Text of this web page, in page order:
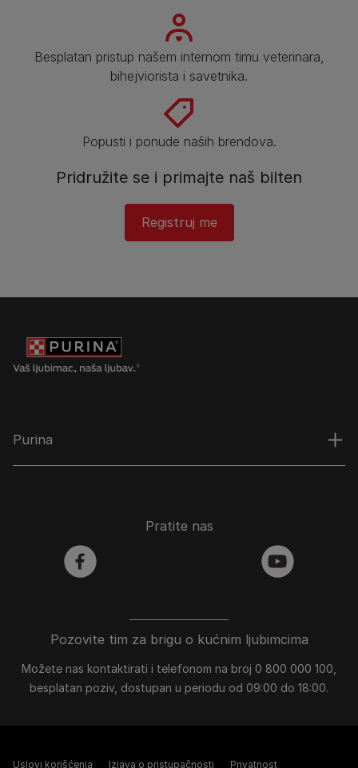
Besplatan pristup našem internom timu veterinara,
bihejviorista i savetnika.
Popusti i ponude naših brendova.
Pridružite se i primajte naš bilten
Registruj me​
Purina
Pozovite tim za brigu o kućnim ljubimcima
Možete nas kontaktirati i telefonom na broj 0 800 000 100,
besplatan poziv, dostupan u periodu od 09:00 do 18:00.
Pratite nas
facebook youtube
Uslovi korišćenja Izjava o pristupačnosti Privatnost